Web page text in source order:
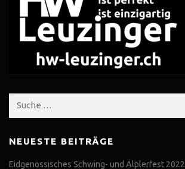
Suche
NEUESTE BEITRÄGE
Eidgenössisches Schwing- und Älplerfest 2022